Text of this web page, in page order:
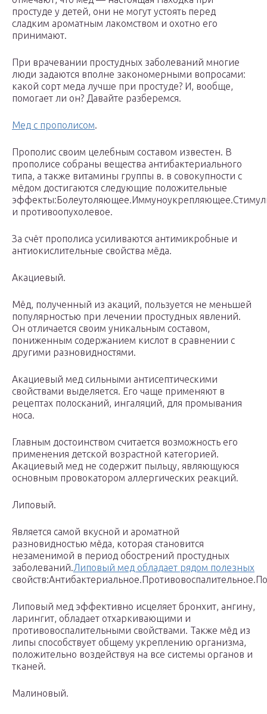
простуде у детей, они не могут устоять перед
сладким ароматным лакомством и охотно его
принимают.
При врачевании простудных заболеваний многие
люди задаются вполне закономерными вопросами:
какой сорт меда лучше при простуде? И, вообще,
помогает ли он? Давайте разберемся.
Мед с прополисом.
Прополис своим целебным составом известен. В
прополисе собраны вещества антибактериального
типа, а также витамины группы в. в совокупности с
мёдом достигаются следующие положительные
и противоопухолевое.
За счёт прополиса усиливаются антимикробные и
антиокислительные свойства мёда.
Акациевый.
Мёд, полученный из акаций, пользуется не меньшей
популярностью при лечении простудных явлений.
Он отличается своим уникальным составом,
пониженным содержанием кислот в сравнении с
другими разновидностями.
Акациевый мед сильными антисептическими
свойствами выделяется. Его чаще применяют в
рецептах полосканий, ингаляций, для промывания
носа.
Главным достоинством считается возможность его
применения детской возрастной категорией.
Акациевый мед не содержит пыльцу, являющуюся
основным провокатором аллергических реакций.
Липовый.
Является самой вкусной и ароматной
разновидностью мёда, которая становится
незаменимой в период обострений простудных
заболеваний.Липовый мед обладает рядом полезных
Липовый мед эффективно исцеляет бронхит, ангину,
ларингит, обладает отхаркивающими и
противовоспалительными свойствами. Также мёд из
липы способствует общему укреплению организма,
положительно воздействуя на все системы органов и
тканей.
Малиновый.